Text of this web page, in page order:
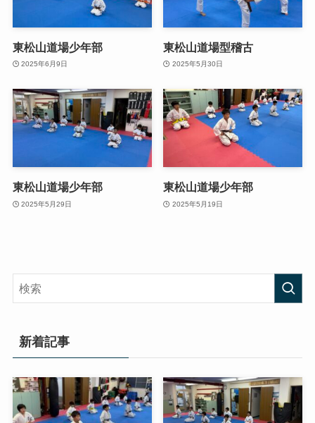
東松山道場少年部
2025年6月9日
東松山道場型稽古
2025年5月30日
東松山道場少年部
2025年5月29日
東松山道場少年部
2025年5月19日
新着記事